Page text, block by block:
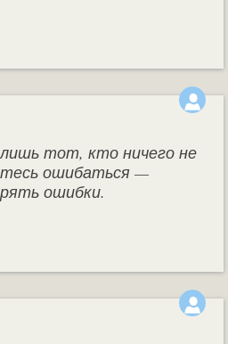
тот, кто ничего не
ошибаться —
ошибки.